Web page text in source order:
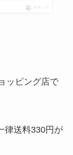
ポチップ
ッピング店で
律送料330円が